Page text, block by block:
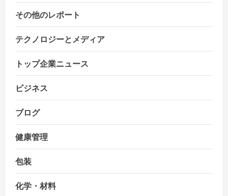
その他のレポート
テクノロジーとメディア
トップ企業ニュース
ビジネス
ブログ
健康管理
包装
化学・材料